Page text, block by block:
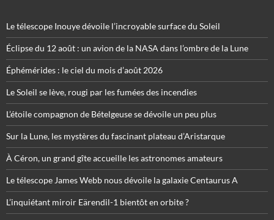
Le télescope Inouye dévoile l’incroyable surface du Soleil
Éclipse du 12 août : un avion de la NASA dans l’ombre de la Lune
Éphémérides : le ciel du mois d’août 2026
Le Soleil se lève, rougi par les fumées des incendies
L’étoile compagnon de Bételgeuse se dévoile un peu plus
Sur la Lune, les mystères du fascinant plateau d’Aristarque
À Céron, un grand gîte accueille les astronomes amateurs
Le télescope James Webb nous dévoile la galaxie Centaurus A
L’inquiétant miroir Eärendil-1 bientôt en orbite ?